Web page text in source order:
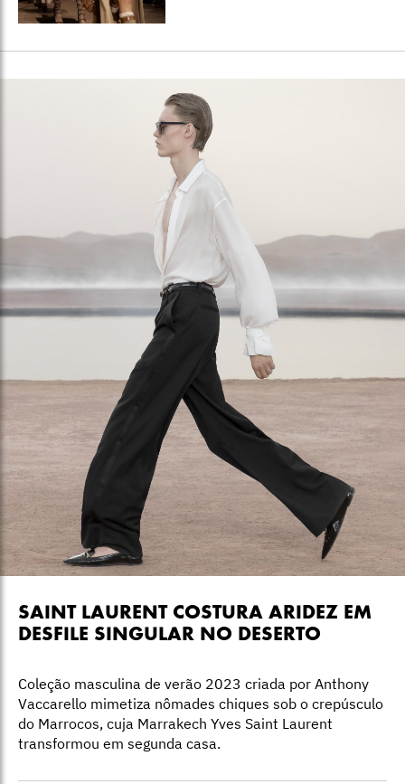
SAINT LAURENT COSTURA ARIDEZ EM
DESFILE SINGULAR NO DESERTO
Coleção masculina de verão 2023 criada por Anthony
Vaccarello mimetiza nômades chiques sob o crepúsculo
do Marrocos, cuja Marrakech Yves Saint Laurent
transformou em segunda casa.